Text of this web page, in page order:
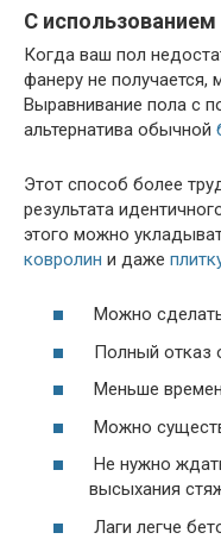
С использованием
Когда ваш пол
фанеру не получается,
Выравнивание пола с
альтернатива обычной
Этот способ более
результата
этого можно
ковролин и даже
Можно
Полный отказ
Меньше
Можно
Не нужно
высыхания
Лаги легче